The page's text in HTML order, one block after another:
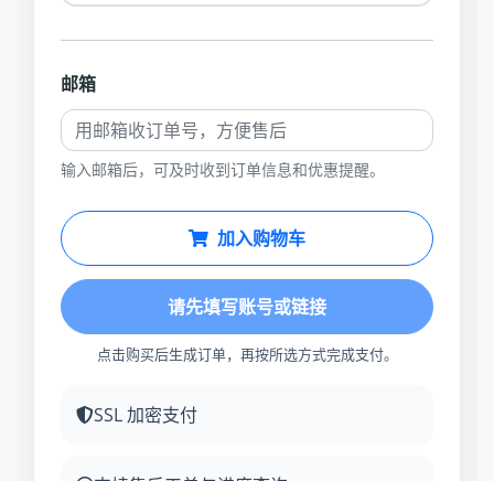
邮箱
输入邮箱后，可及时收到订单信息和优惠提醒。
加入购物车
请先填写账号或链接
点击购买后生成订单，再按所选方式完成支付。
SSL 加密支付